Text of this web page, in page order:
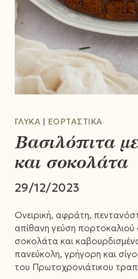
ΓΛΥΚΆ ΕΟΡΤΑΣΤΙΚΆ
Βασιλόπιτα
και σοκολάτα
29/12/2023
Ονειρική, αφράτη,
απίθανη γεύση πορτοκαλιού
σοκολάτα και
πανεύκολη, γρήγορη και
του Πρωτοχρονιάτικου